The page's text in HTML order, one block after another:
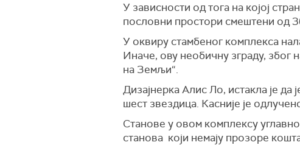
У зависности од тога на којој
пословни простори смештени од
У оквиру стамбеног комплекса
Иначе, ову необичну зграду, због
на Земљи“.
Дизајнерка Алис Ло, истакла је да
шест звездица. Касније је
Станове у овом комплексу
станова који немају прозоре